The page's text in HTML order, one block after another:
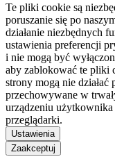
Te pliki cookie są
poruszanie się po
działanie niezbędnych
ustawienia preferencji
i nie mogą być
aby zablokować te pliki
strony mogą nie
przechowywane w
urządzeniu
przeglądarki.
Ustawienia
Zaakceptuj